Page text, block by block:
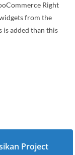
Right
from the
is added than this
Project